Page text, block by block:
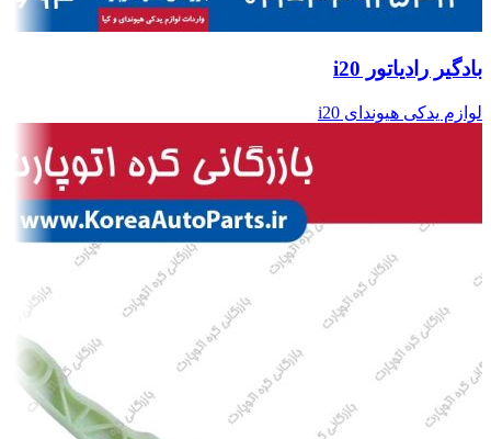
بادگیر رادیاتور i20
لوازم یدکی هیوندای i20